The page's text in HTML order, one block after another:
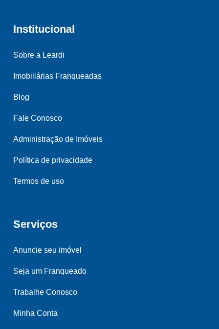
Institucional
Sobre a Leardi
Imobiliárias Franqueadas
Blog
Fale Conosco
Administração de Imóveis
Política de privacidade
Termos de uso
Serviços
Anuncie seu imóvel
Seja um Franqueado
Trabalhe Conosco
Minha Conta